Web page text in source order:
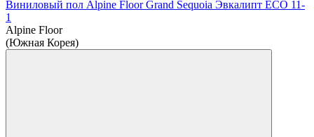
Виниловый пол Alpine Floor Grand Sequoia Эвкалипт ECO 11-
1
Alpine Floor
(Южная Корея)